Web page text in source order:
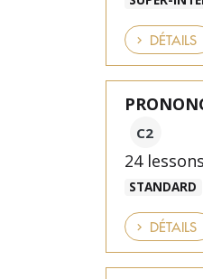
DÉTAILS
C2
24
STANDARD
DÉTAILS